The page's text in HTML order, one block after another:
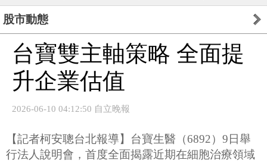
股市動態
台寶雙主軸策略 全面提
升企業估值
2026-06-10 04:12:50 自立晚報
【記者柯安聰台北報導】台寶生醫（6892）9日舉
行法人說明會，首度全面揭露近期在細胞治療領域